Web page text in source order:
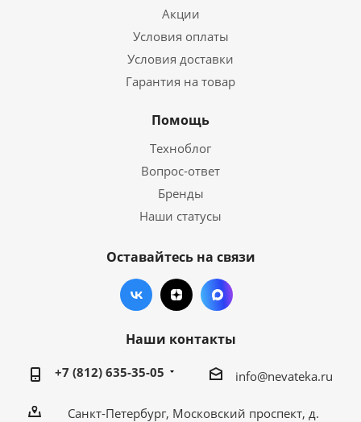
Акции
Условия оплаты
Условия доставки
Гарантия на товар
Помощь
Техноблог
Вопрос-ответ
Бренды
Наши статусы
Оставайтесь на связи
Наши контакты
+7 (812) 635-35-05 info@nevateka.ru
Санкт-Петербург, Московский проспект, д.